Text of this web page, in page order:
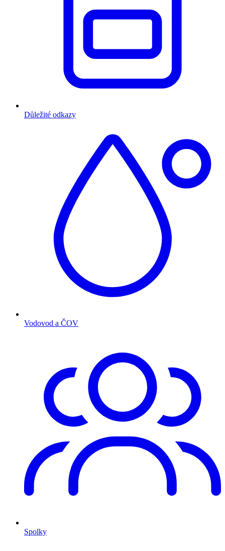
Důležité odkazy
Vodovod a ČOV
Spolky